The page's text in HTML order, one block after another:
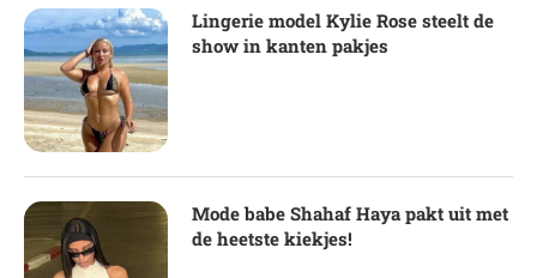
Lingerie model Kylie Rose steelt de
show in kanten pakjes
Mode babe Shahaf Haya pakt uit met
de heetste kiekjes!